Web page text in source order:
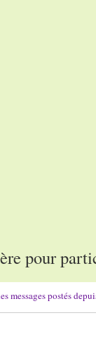
pour
messages postés